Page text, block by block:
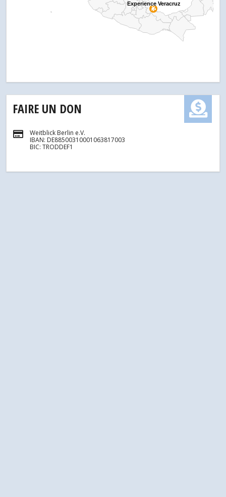
Experience Veracruz
Experience Veracruz
FAIRE UN DON
Weitblick Berlin e.V.
IBAN: DE88500310001063817003
BIC: TRODDEF1